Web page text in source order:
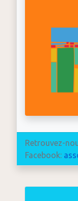
Retrouvez-
Facebook: